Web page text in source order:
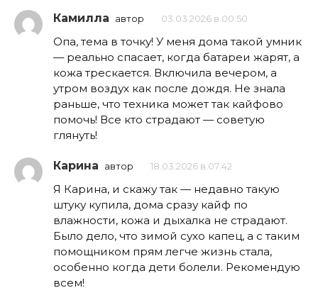
Камилла автор 03.03.2026 в 00:50
Опа, тема в точку! У меня дома такой умник
— реально спасает, когда батареи жарят, а
кожа трескается. Включила вечером, а
утром воздух как после дождя. Не знала
раньше, что техника может так кайфово
помочь! Все кто страдают — советую
глянуть!
Карина автор 18.03.2026 в 07:42
Я Карина, и скажу так — недавно такую
штуку купила, дома сразу кайф по
влажности, кожа и дыхалка не страдают.
Было дело, что зимой сухо капец, а с таким
помощником прям легче жизнь стала,
особенно когда дети болели. Рекомендую
всем!